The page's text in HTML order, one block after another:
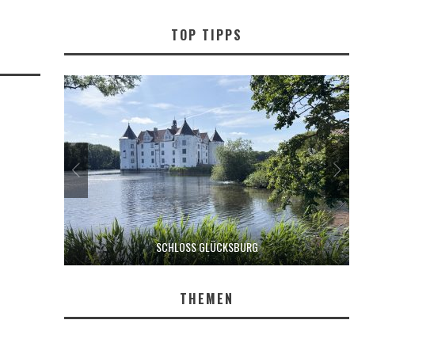
TOP TIPPS
SCHLOSS GLÜCKSBURG
THEMEN